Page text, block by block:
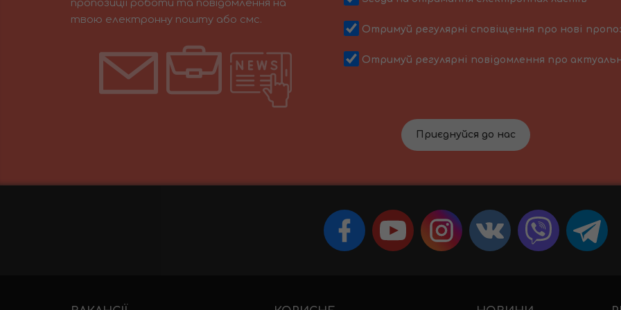
пропозиції роботи та повідомлення на
твою електронну пошту або смс.
Отримуй регулярні сповіщення про нові
Отримуй регулярні повідомлення про
Приєднуйся до нас